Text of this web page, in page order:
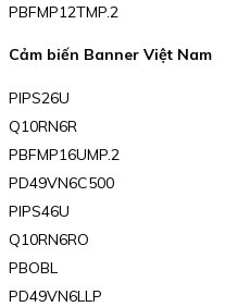
PBFMP12TMP.2
Cảm biến Banner Việt Nam
PIPS26U
Q10RN6R
PBFMP16UMP.2
PD49VN6C500
PIPS46U
Q10RN6RO
PBOBL
PD49VN6LLP